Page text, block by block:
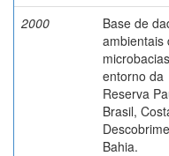
2000
Base de
ambientais
entorno da
Reserva
Brasil,
Bahia.